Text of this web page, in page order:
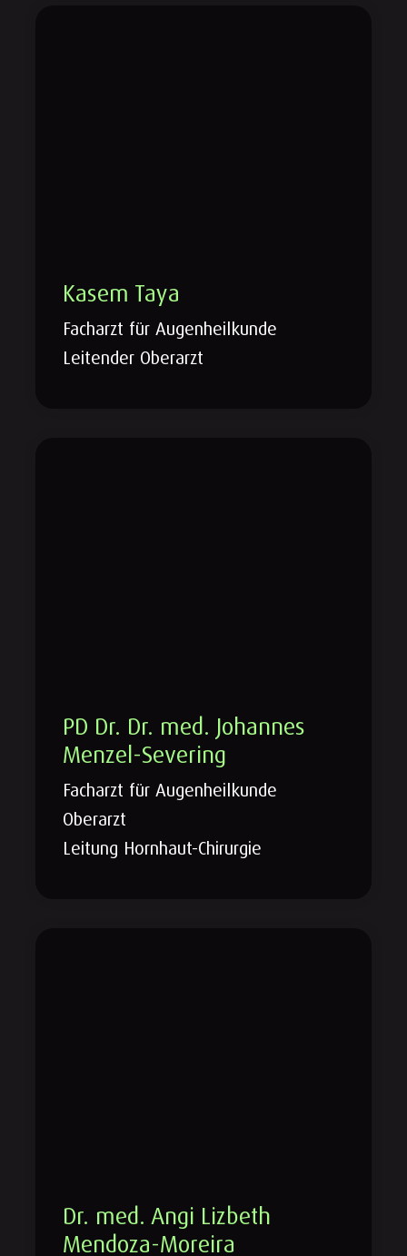
Kasem Taya
Facharzt für Augenheilkunde
Leitender Oberarzt
PD Dr. Dr. med. Johannes
Menzel-Severing
Facharzt für Augenheilkunde
Oberarzt
Leitung Hornhaut-Chirurgie
Dr. med. Angi Lizbeth
Mendoza-Moreira